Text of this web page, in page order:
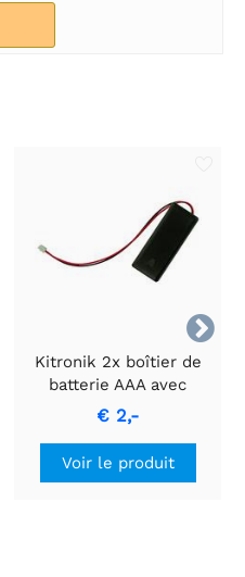

Kitronik 2x boîtier de
batterie AAA avec
interrupteur et
connecteur JST
€ 2,-
Voir le produit